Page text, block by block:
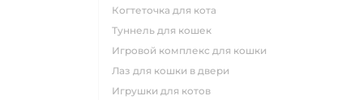
когтеточка для кота
туннель для кошек
игровой комплекс для кошки
лаз для кошки в двери
игрушки для котов